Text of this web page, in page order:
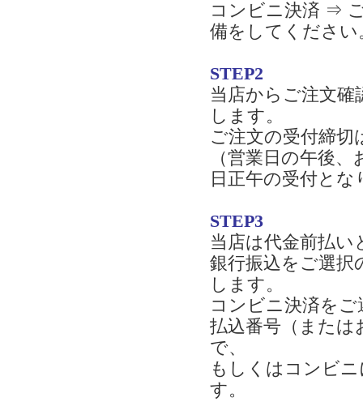
コンビニ決済 ⇒
備をしてください
STEP2
当店からご注文
します。
ご注文の受付締切
（営業日の午後
日正午の受付とな
STEP3
当店は代金前払い
銀行振込をご選択
します。
コンビニ決済をご
払込番号（または
で、
もしくはコンビ
す。